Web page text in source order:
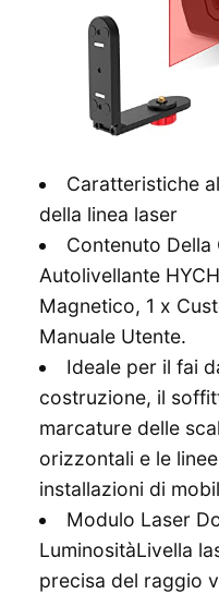
Caratteristiche
della linea laser
Contenuto Della
Autolivellante
Magnetico, 1 x
Manuale Utente.
Ideale per il fai
costruzione, il
marcature delle
orizzontali e le
installazioni di
Modulo Laser
LuminositàLivella
precisa del raggio